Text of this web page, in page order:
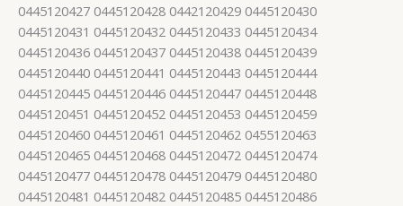
0445120427 0445120428 0442120429 0445120430
0445120431 0445120432 0445120433 0445120434
0445120436 0445120437 0445120438 0445120439
0445120440 0445120441 0445120443 0445120444
0445120445 0445120446 0445120447 0445120448
0445120451 0445120452 0445120453 0445120459
0445120460 0445120461 0445120462 0455120463
0445120465 0445120468 0445120472 0445120474
0445120477 0445120478 0445120479 0445120480
0445120481 0445120482 0445120485 0445120486